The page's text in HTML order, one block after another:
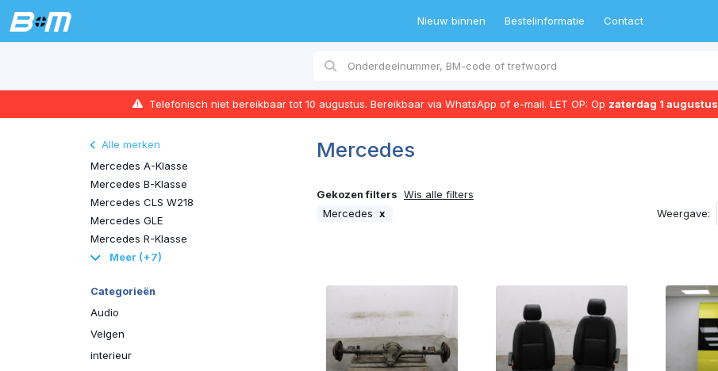
Nieuw binnen Bestelinformatie Contact
Telefonisch niet bereikbaar tot 10 augustus. Bereikbaar via WhatsApp of e-mail. LET OP: Op zaterdag 1 augustus
Alle merken
Mercedes A-Klasse
Mercedes B-Klasse
Mercedes CLS W218
Mercedes GLE
Mercedes R-Klasse
Meer (+7)
Categorieën
Audio
Velgen
interieur
Mercedes
Gekozen filters Wis alle filters
Mercedes x
Weergave: